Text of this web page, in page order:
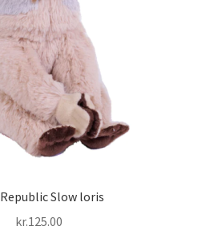
Slow loris
kr.125.00